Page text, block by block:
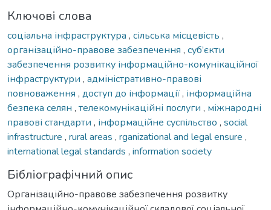
Ключові слова
соціальна інфраструктура , сільська місцевість ,
організаційно-правове забезпечення , суб’єкти
забезпечення розвитку інформаційно-комунікаційної
інфраструктури , адміністративно-правові
повноваження , доступ до інформації, інформаційна
безпека селян , телекомунікаційні послуги , міжнародні
правові стандарти , інформаційне суспільство , social
infrastructure , rural areas , rganizational and legal ensure ,
international legal standards , information society
Бібліографічний опис
Організаційно-правове забезпечення розвитку